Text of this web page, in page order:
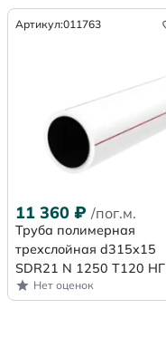
Артикул:011763
11 360 ₽ /пог.м.
Труба полимерная
трехслойная d315x15
SDR21 N 1250 Т120 НГ
Нет оценок